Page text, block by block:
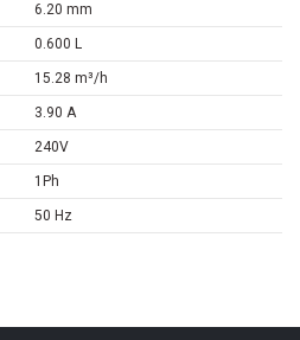
6.20 mm
0.600 L
15.28 m³/h
3.90 A
240V
1Ph
50 Hz